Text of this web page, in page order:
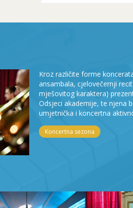
Kroz različite forme
ansambala, cjelovečernji
mješovitog karaktera)
Odsjeci akademije, te njena
umjetnička i koncertna
Koncertna sezona